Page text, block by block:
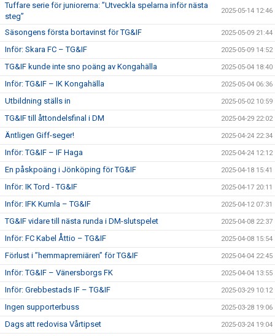
Tuffare serie för juniorerna: ”Utveckla spelarna inför nästa
steg”
2025-05-14 12:46
Säsongens första bortavinst för TG&IF 2025-05-09 21:44
Inför: Skara FC – TG&IF 2025-05-09 14:52
TG&IF kunde inte sno poäng av Kongahälla 2025-05-04 18:40
Inför: TG&IF – IK Kongahälla 2025-05-04 06:36
Utbildning ställs in 2025-05-02 10:59
TG&IF till åttondelsfinal i DM 2025-04-29 22:02
Äntligen Giff-seger! 2025-04-24 22:34
Inför: TG&IF – IF Haga 2025-04-24 12:12
En påskpoäng i Jönköping för TG&IF 2025-04-18 15:41
Inför: IK Tord - TG&IF 2025-04-17 20:11
Inför: IFK Kumla – TG&IF 2025-04-12 07:31
TG&IF vidare till nästa runda i DM-slutspelet 2025-04-08 22:37
Inför: FC Kabel Åttio – TG&IF 2025-04-08 15:54
Förlust i ”hemmapremiären” för TG&IF 2025-04-04 22:45
Inför: TG&IF – Vänersborgs FK 2025-04-04 13:55
Inför: Grebbestads IF – TG&IF 2025-03-29 10:12
Ingen supporterbuss 2025-03-28 19:06
Dags att redovisa Vårtipset 2025-03-24 19:04